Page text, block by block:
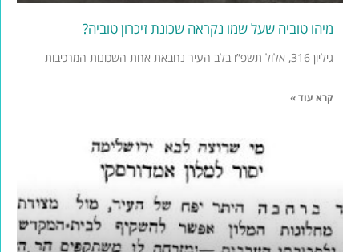
מיהו טוביה שעל שמו נקראה שכונת זיכרון טוביה?
גיליון 316, אלול תשפ”ו בלב העיר נחבאת אחת השכונות המרכיבות
קרא עוד »